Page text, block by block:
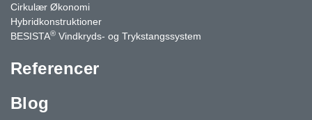
Cirkulær Økonomi
Hybridkonstruktioner
BESISTA® Vindkryds- og Trykstangssystem
Referencer
Blog